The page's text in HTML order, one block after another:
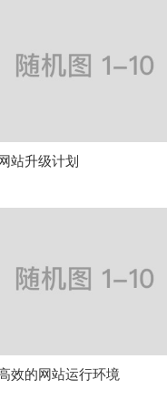
站升级计划
效的网站运行环境